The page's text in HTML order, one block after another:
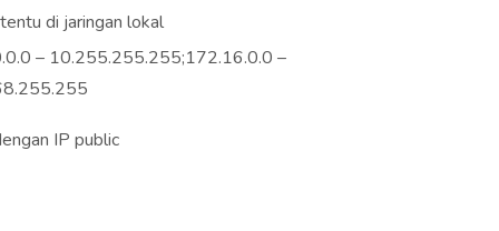
di jaringan lokal
– 10.255.255.255;172.16.0.0 –
IP public